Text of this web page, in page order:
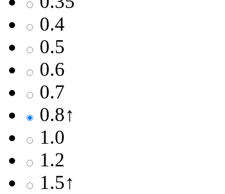
0.4
0.5
0.6
0.7
0.8↑
1.0
1.2
1.5↑